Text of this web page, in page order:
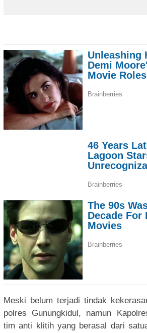
Meski belum terjadi tindak
polres Gunungkidul, namun
tim anti klitih yang berasal dari